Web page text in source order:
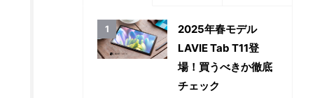
2025年春モデル
LAVIE Tab T11登
場！買うべきか徹底
チェック